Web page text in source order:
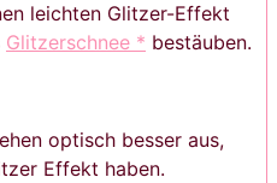
leichten Glitzer-Effekt
Glitzerschnee * bestäuben.
optisch besser aus,
Effekt haben.